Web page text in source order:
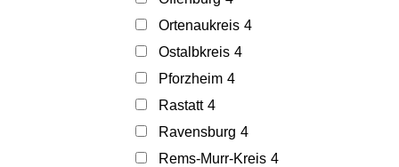
Ortenaukreis 4
Ostalbkreis 4
Pforzheim 4
Rastatt 4
Ravensburg 4
Rems-Murr-Kreis 4